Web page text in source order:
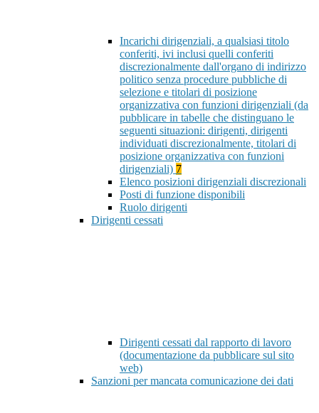
Incarichi dirigenziali, a qualsiasi titolo
conferiti, ivi inclusi quelli conferiti
discrezionalmente dall'organo di indirizzo
politico senza procedure pubbliche di
selezione e titolari di posizione
organizzativa con funzioni dirigenziali (da
pubblicare in tabelle che distinguano le
seguenti situazioni: dirigenti, dirigenti
individuati discrezionalmente, titolari di
posizione organizzativa con funzioni
dirigenziali) 7
Elenco posizioni dirigenziali discrezionali
Posti di funzione disponibili
Ruolo dirigenti
Dirigenti cessati
Dirigenti cessati dal rapporto di lavoro
(documentazione da pubblicare sul sito
web)
Sanzioni per mancata comunicazione dei dati